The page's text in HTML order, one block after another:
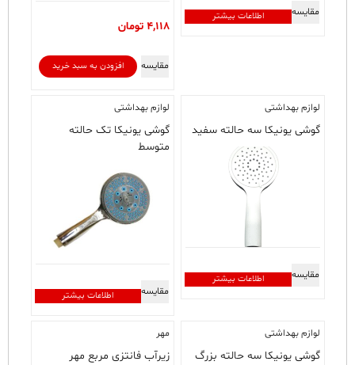
اطلاعات بیشتر مقایسه
4,118 تومان
افزودن به سبد خرید مقایسه
لوازم بهداشتی
گوشی یونیکا سه حالته سفید
اطلاعات بیشتر مقایسه
لوازم بهداشتی
گوشی یونیکا تک حالته
متوسط
اطلاعات بیشتر مقایسه
لوازم بهداشتی
گوشی یونیکا سه حالته بزرگ
مهر
زیرآب فانتزی مربع مهر